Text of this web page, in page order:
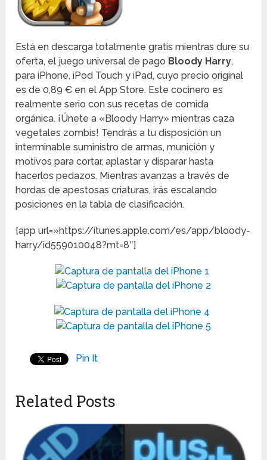
Está en descarga totalmente gratis mientras dure su
oferta, el juego universal de pago Bloody Harry,
para iPhone, iPod Touch y iPad, cuyo precio original
es de 0,89 € en el App Store. Este cocinero es
realmente serio con sus recetas de comida
orgánica. ¡Únete a «Bloody Harry» mientras caza
vegetales zombis! Tendrás a tu disposición un
interminable suministro de armas, munición y
motivos para cortar, aplastar y disparar hasta
hacerlos pedazos. Mientras avanzas a través de
hordas de apestosas criaturas, irás escalando
posiciones en la tabla de clasificación.
[app url=»https://itunes.apple.com/es/app/bloody-
harry/id559010048?mt=8″]
Pin It
Related Posts